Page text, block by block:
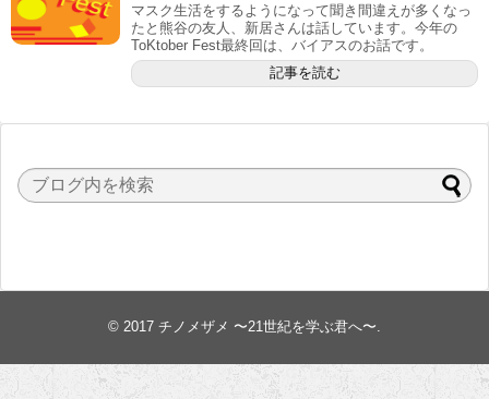
マスク生活をするようになって聞き間違えが多くなっ
たと熊谷の友人、新居さんは話しています。今年の
ToKtober Fest最終回は、バイアスのお話です。
記事を読む
© 2017 チノメザメ 〜21世紀を学ぶ君へ〜